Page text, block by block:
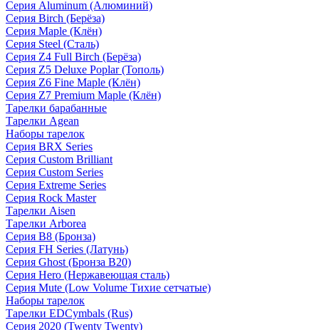
Серия Aluminum (Алюминий)
Серия Birch (Берёза)
Серия Maple (Клён)
Серия Steel (Сталь)
Серия Z4 Full Birch (Берёза)
Серия Z5 Deluxe Poplar (Тополь)
Серия Z6 Fine Maple (Клён)
Серия Z7 Premium Maple (Клён)
Тарелки барабанные
Тарелки Agean
Наборы тарелок
Серия BRX Series
Серия Custom Brilliant
Серия Custom Series
Серия Extreme Series
Серия Rock Master
Тарелки Aisen
Тарелки Arborea
Серия B8 (Бронза)
Серия FH Series (Латунь)
Серия Ghost (Бронза B20)
Серия Hero (Нержавеющая сталь)
Серия Mute (Low Volume Тихие сетчатые)
Наборы тарелок
Тарелки EDCymbals (Rus)
Серия 2020 (Twenty Twenty)